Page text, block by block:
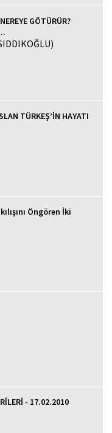
GÖTÜRÜR?
TÜRKEŞ’İN HAYATI
Öngören İki
- 17.02.2010